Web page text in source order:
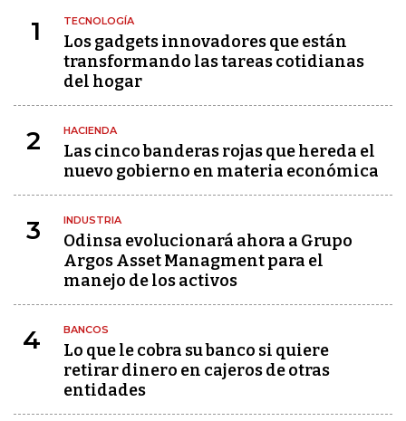
1 TECNOLOGÍA
Los gadgets innovadores que están
transformando las tareas cotidianas
del hogar
2 HACIENDA
Las cinco banderas rojas que hereda el
nuevo gobierno en materia económica
3 INDUSTRIA
Odinsa evolucionará ahora a Grupo
Argos Asset Managment para el
manejo de los activos
4 BANCOS
Lo que le cobra su banco si quiere
retirar dinero en cajeros de otras
entidades